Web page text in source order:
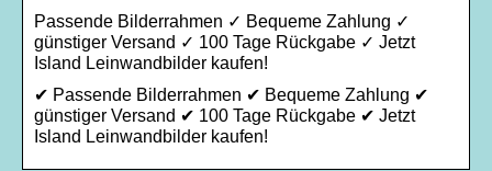
Passende Bilderrahmen ✓ Bequeme Zahlung ✓
günstiger Versand ✓ 100 Tage Rückgabe ✓ Jetzt
Island Leinwandbilder kaufen!
✔ Passende Bilderrahmen ✔ Bequeme Zahlung ✔
günstiger Versand ✔ 100 Tage Rückgabe ✔ Jetzt
Island Leinwandbilder kaufen!